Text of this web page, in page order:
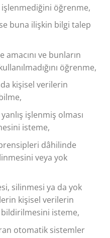
öğrenme,
buna ilişkin bilgi talep
ve bunların
öğrenme,
kişisel verilerin
işlenmiş olması
isteme,
dâhilinde
veya yok
silinmesi ya da yok
kişisel verilerin
bildirilmesini isteme,
otomatik sistemler